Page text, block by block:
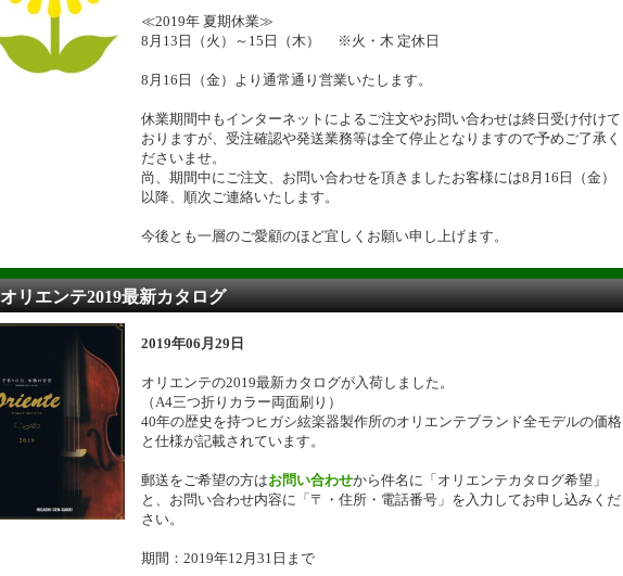
≪2019年 夏期休業≫
8月13日（火）～15日（木） ※火・木 定休日
8月16日（金）より通常通り営業いたします。
休業期間中もインターネットによるご注文やお問い合わせは終日受け付けて
おりますが、受注確認や発送業務等は全て停止となりますので予めご了承く
ださいませ。
尚、期間中にご注文、お問い合わせを頂きましたお客様には8月16日（金）
以降、順次ご連絡いたします。
今後とも一層のご愛顧のほど宜しくお願い申し上げます。
オリエンテ2019最新カタログ
2019年06月29日
オリエンテの2019最新カタログが入荷しました。
（A4三つ折りカラー両面刷り）
40年の歴史を持つヒガシ絃楽器製作所のオリエンテブランド全モデルの価格
と仕様が記載されています。
郵送をご希望の方はお問い合わせから件名に「オリエンテカタログ希望」
と、お問い合わせ内容に「〒・住所・電話番号」を入力してお申し込みくだ
さい。
期間：2019年12月31日まで